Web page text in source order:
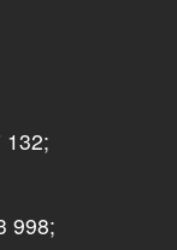
132;
998;